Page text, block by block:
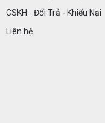
CSKH - Đổi Trả - Khiếu Nại
Liên hệ